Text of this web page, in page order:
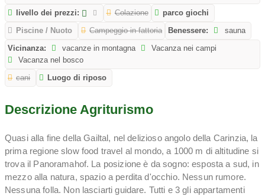
livello dei prezzi:
Colazione
parco giochi
Piscine / Nuoto
Campeggio in fattoria Benessere:
sauna
Vicinanza:
vacanze in montagna
Vacanza nei campi
Vacanza nel bosco
cani
Luogo di riposo
Descrizione Agriturismo
Quasi alla fine della Gailtal, nel delizioso angolo della Carinzia, la
prima regione slow food travel al mondo, a 1000 m di altitudine si
trova il Panoramahof. La posizione è da sogno: esposta a sud, in
mezzo alla natura, spazio a perdita d'occhio. Nessun rumore.
Nessuna folla. Non lasciarti guidare. Tutti e 3 gli appartamenti